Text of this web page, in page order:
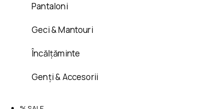
Pantaloni
Geci & Mantouri
Încălțăminte
Genți & Accesorii